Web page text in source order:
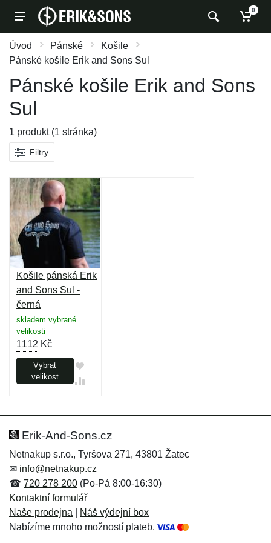
0
Úvod Pánské
Košile
Pánské košile Erik and Sons Sul
Pánské košile Erik and Sons
Sul
1 produkt (1 stránka)
Filtry
Košile pánská Erik
and Sons Sul -
černá
skladem vybrané
velikosti
1112 Kč
Vybrat
velikost
Erik-And-Sons.cz
Netnakup s.r.o., Tyršova 271, 43801 Žatec
✉ info@netnakup.cz
☎ 720 278 200 (Po-Pá 8:00-16:30)
Kontaktní formulář
Naše prodejna
Náš výdejní box
Nabízíme mnoho možností plateb.